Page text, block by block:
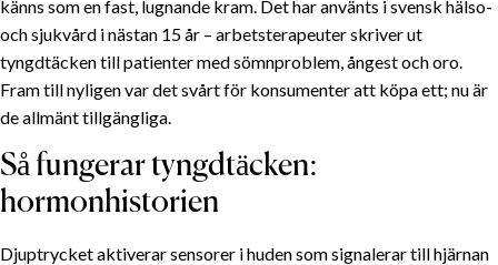
känns som en fast, lugnande kram. Det har använts i svensk hälso-
och sjukvård i nästan 15 år – arbetsterapeuter skriver ut
tyngdtäcken till patienter med sömnproblem, ångest och oro.
Fram till nyligen var det svårt för konsumenter att köpa ett; nu är
de allmänt tillgängliga.
Så fungerar tyngdtäcken:
hormonhistorien
Djuptrycket aktiverar sensorer i huden som signalerar till hjärnan